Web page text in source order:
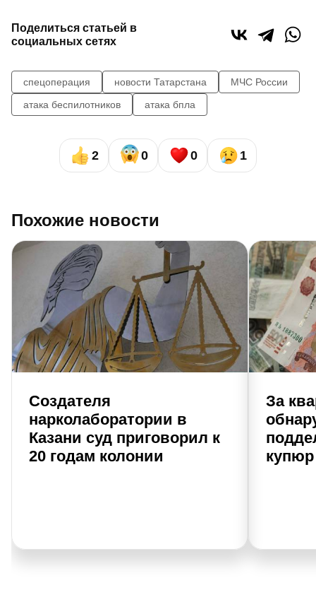
Поделиться статьей в
социальных сетях
спецоперация новости Татарстана
МЧС России
атака беспилотников
атака бпла
2 0 0 1
Похожие новости
Создателя
нарколаборатории в
Казани суд приговорил к
20 годам колонии
За
купюр